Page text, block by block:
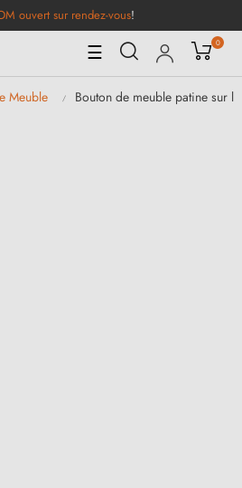
ouvert sur rendez-vous!
Basculer
la
navigation
☰ 0
Meuble Bouton de meuble patine sur